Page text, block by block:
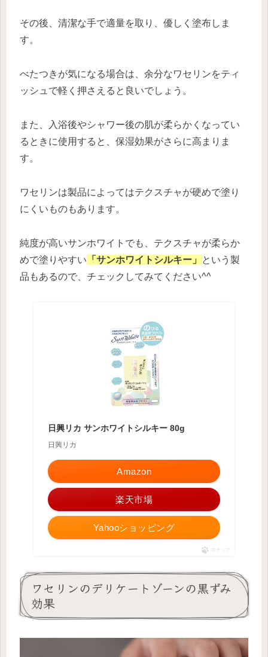
その後、清潔な手で適量を取り、優しく塗布しま
す。
べたつきが気になる場合は、余分なワセリンをティ
ッシュで軽く押さえると良いでしょう。
また、入浴後やシャワー後の肌が柔らかくなってい
るときに使用すると、保湿効果がさらに高まりま
す。
ワセリンは製品によってはテクスチャが硬めで塗り
にくいものもあります。
純度が高いサンホワイトでも、テクスチャが柔らか
めで塗りやすい 「サンホワイトシルキー」
という製
品もあるので、チェックしてみてください^^
日興リカ サンホワイトシルキー 80g
日興リカ
Amazon
楽天市場
Yahooショッピング
ポチップ
ワセリンのデリケートゾーンの黒ずみ
効果